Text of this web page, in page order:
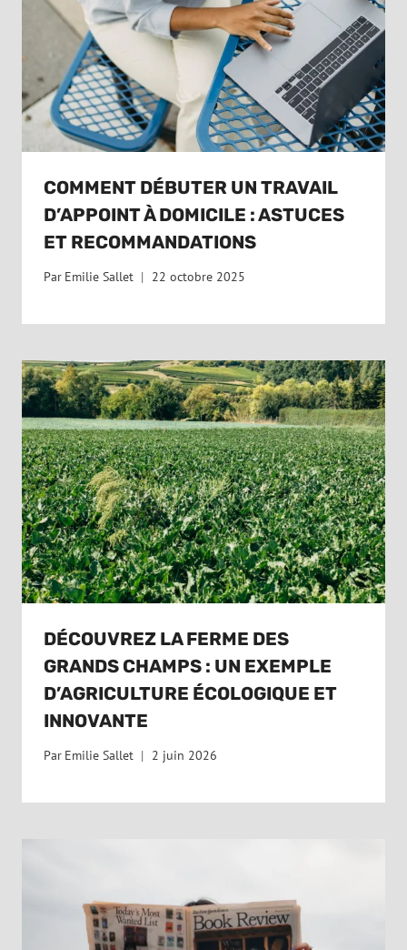
COMMENT DÉBUTER UN TRAVAIL
D’APPOINT À DOMICILE : ASTUCES
ET RECOMMANDATIONS
Par Emilie Sallet 22 octobre 2025
DÉCOUVREZ LA FERME DES
GRANDS CHAMPS : UN EXEMPLE
D’AGRICULTURE ÉCOLOGIQUE ET
INNOVANTE
Par Emilie Sallet 2 juin 2026